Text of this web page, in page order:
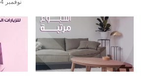
نوفمبر 4, 2023